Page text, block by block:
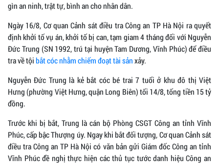
gìn an ninh, trật tự, bình an cho nhân dân.
Ngày 16/8, Cơ quan Cảnh sát điều tra Công an TP Hà Nội ra quyết
định khởi tố vụ án, khởi tố bị can, tạm giam 4 tháng đối với Nguyễn
Đức Trung (SN 1992, trú tại huyện Tam Dương, Vĩnh Phúc) để điều
tra về tội bắt cóc nhằm chiếm đoạt tài sảnxảy.
Nguyễn Đức Trung là kẻ bắt cóc bé trai 7 tuổi ở khu đô thị Việt
Hưng (phường Việt Hưng, quận Long Biên) tối 14/8, tống tiền 15 tỷ
đồng.
Trước khi bị bắt, Trung là cán bộ Phòng CSGT Công an tỉnh Vĩnh
Phúc, cấp bậc Thượng úy. Ngay khi bắt đối tượng, Cơ quan Cảnh sát
điều tra Công an TP Hà Nội có văn bản gửi Giám đốc Công an tỉnh
Vĩnh Phúc đề nghị thực hiện các thủ tục tước danh hiệu Công an